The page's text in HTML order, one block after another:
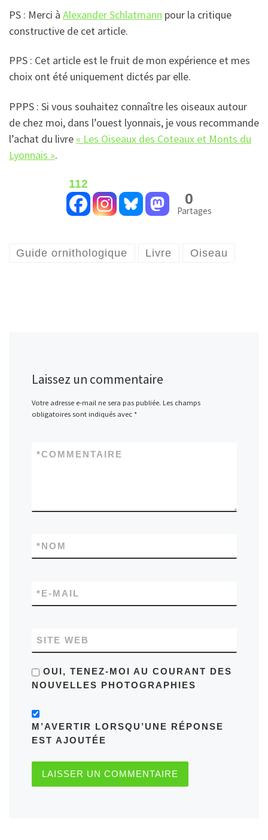
PS : Merci à Alexander Schlatmann pour la critique
constructive de cet article.
PPS : Cet article est le fruit de mon expérience et mes
choix ont été uniquement dictés par elle.
PPPS : Si vous souhaitez connaître les oiseaux autour
de chez moi, dans l’ouest lyonnais, je vous recommande
l’achat du livre « Les Oiseaux des Coteaux et Monts du
Lyonnais ».
112
0
Partages
Guide ornithologique Livre Oiseau
Laissez un commentaire
Votre adresse e-mail ne sera pas publiée. Les champs
obligatoires sont indiqués avec *
COMMENTAIRE
*
NOM
*
E-MAIL
*
SITE WEB
OUI, TENEZ-MOI AU COURANT DES
NOUVELLES PHOTOGRAPHIES
M’AVERTIR LORSQU’UNE RÉPONSE
EST AJOUTÉE